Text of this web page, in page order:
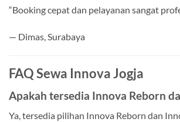
“Booking cepat dan pelayanan sangat
— Dimas, Surabaya
FAQ Sewa Innova Jogja
Apakah tersedia Innova Reborn
Ya, tersedia pilihan Innova Reborn dan